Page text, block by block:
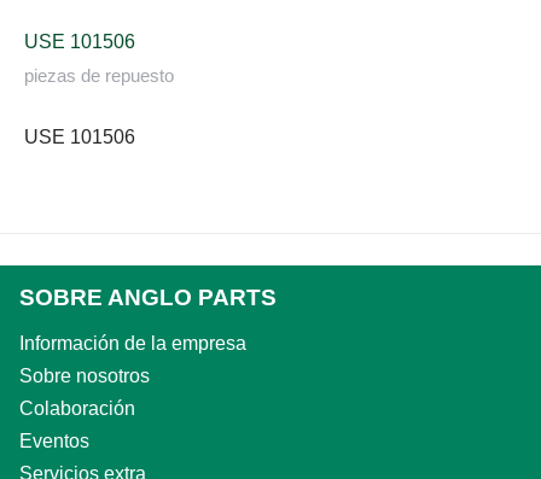
USE 101506
piezas de repuesto
USE 101506
SOBRE ANGLO PARTS
Información de la empresa
Sobre nosotros
Colaboración
Eventos
Servicios extra